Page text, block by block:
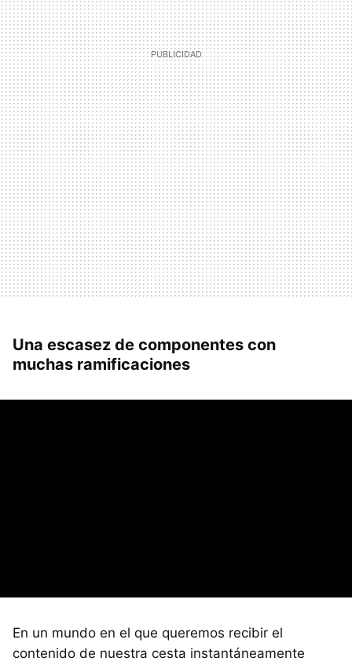
Una escasez de componentes con
muchas ramificaciones
En un mundo en el que queremos recibir el
contenido de nuestra cesta instantáneamente